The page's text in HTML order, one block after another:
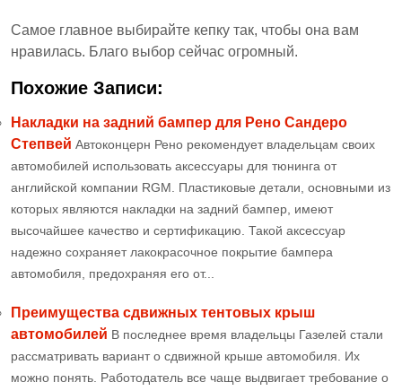
Самое главное выбирайте кепку так, чтобы она вам
нравилась. Благо выбор сейчас огромный.
Похожие Записи:
Накладки на задний бампер для Рено Сандеро
Степвей Автоконцерн Рено рекомендует владельцам своих
автомобилей использовать аксессуары для тюнинга от
английской компании RGM. Пластиковые детали, основными из
которых являются накладки на задний бампер, имеют
высочайшее качество и сертификацию. Такой аксессуар
надежно сохраняет лакокрасочное покрытие бампера
автомобиля, предохраняя его от...
Преимущества сдвижных тентовых крыш
автомобилей В последнее время владельцы Газелей стали
рассматривать вариант о сдвижной крыше автомобиля. Их
можно понять. Работодатель все чаще выдвигает требование о